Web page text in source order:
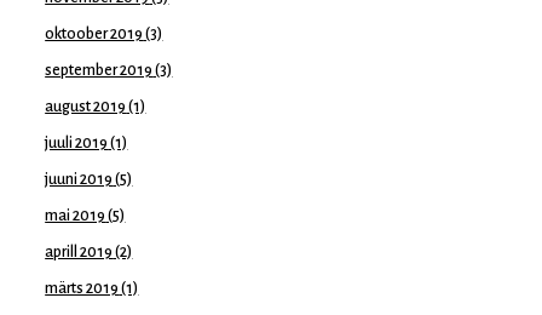
oktoober 2019 (3)
september 2019 (3)
august 2019 (1)
juuli 2019 (1)
juuni 2019 (5)
mai 2019 (5)
aprill 2019 (2)
märts 2019 (1)